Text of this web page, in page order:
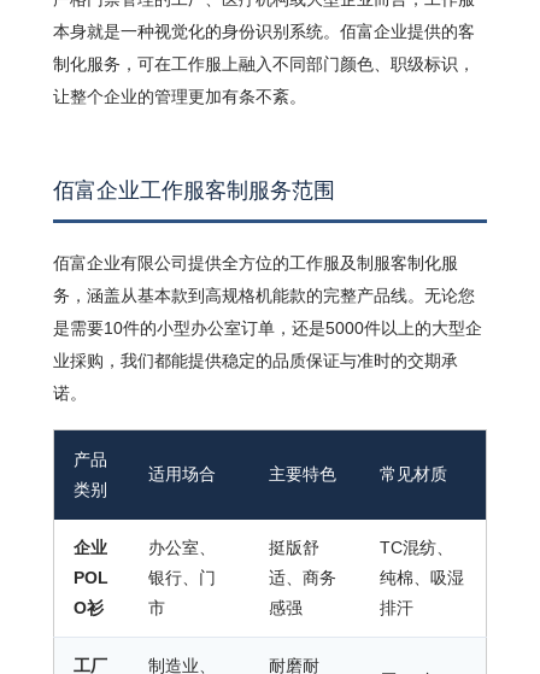
本身就是一种视觉化的身份识别系统。佰富企业提供的客
制化服务，可在工作服上融入不同部门颜色、职级标识，
让整个企业的管理更加有条不紊。
佰富企业工作服客制服务范围
佰富企业有限公司提供全方位的工作服及制服客制化服
务，涵盖从基本款到高规格机能款的完整产品线。无论您
是需要10件的小型办公室订单，还是5000件以上的大型企
业採购，我们都能提供稳定的品质保证与准时的交期承
诺。
产品
类别
适用场合 主要特色 常见材质
企业
POL
O衫
办公室、
银行、门
市
挺版舒
适、商务
感强
TC混纺、
纯棉、吸湿
排汗
工厂 制造业、 耐磨耐